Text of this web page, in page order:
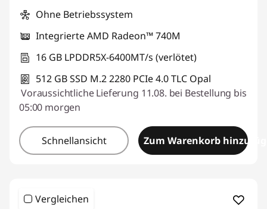
Ohne Betriebssystem
Integrierte AMD Radeon™ 740M
16 GB LPDDR5X-6400MT/s (verlötet)
512 GB SSD M.2 2280 PCIe 4.0 TLC Opal
Voraussichtliche Lieferung 11.08. bei Bestellung bis
05:00 morgen
Schnellansicht Zum Warenkorb
Vergleichen